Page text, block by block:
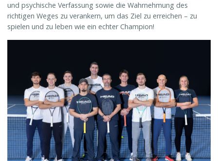
und psychische Verfassung sowie die Wahrnehmung des
richtigen Weges zu verankern, um das Ziel zu erreichen – zu
spielen und zu leben wie ein echter Champion!